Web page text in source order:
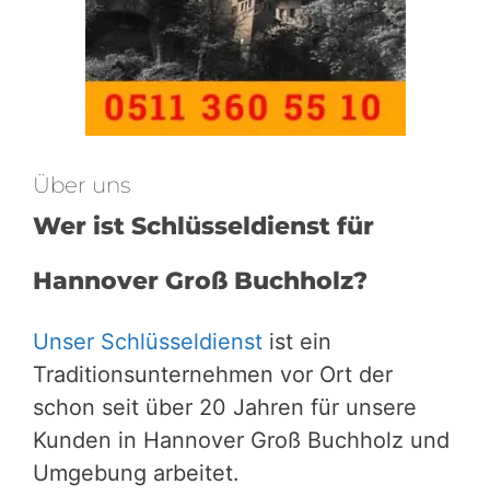
Über uns
Wer ist Schlüsseldienst für
Hannover Groß Buchholz?
Unser Schlüsseldienst ist ein
Traditionsunternehmen vor Ort der
schon seit über 20 Jahren für unsere
Kunden in Hannover Groß Buchholz und
Umgebung arbeitet.